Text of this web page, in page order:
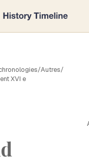
/Autres/
XVI e